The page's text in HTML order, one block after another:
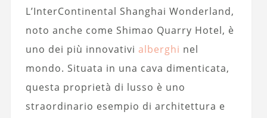
L’InterContinental Shanghai Wonderland,
noto anche come Shimao Quarry Hotel, è
uno dei più innovativi alberghi nel
mondo. Situata in una cava dimenticata,
questa proprietà di lusso è uno
straordinario esempio di architettura e